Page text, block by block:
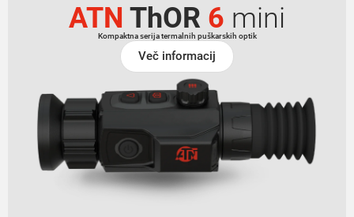
ATN ThOR 6 mini
Kompaktna serija termalnih puškarskih optik
Več informacij